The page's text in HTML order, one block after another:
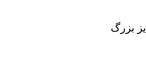
بزرگ